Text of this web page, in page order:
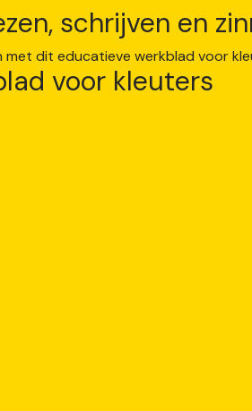
schrijven en
voor kleuters